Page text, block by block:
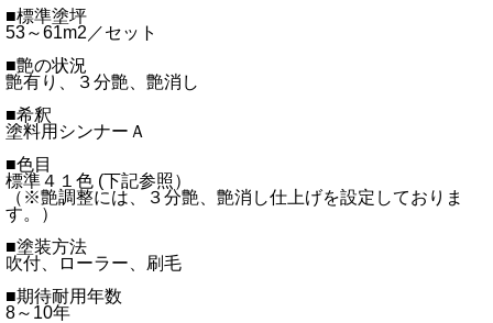
■標準塗坪
53～61m2／セット
■艶の状況
艶有り、３分艶、艶消し
■希釈
塗料用シンナーＡ
■色目
標準４１色 (下記参照）
（※艶調整には、３分艶、艶消し仕上げを設定しておりま
す。）
■塗装方法
吹付、ローラー、刷毛
■期待耐用年数
8～10年